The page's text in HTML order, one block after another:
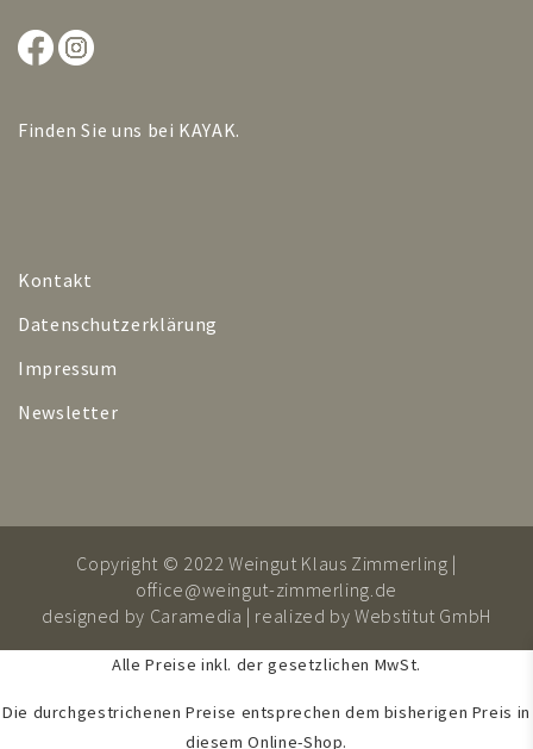
Finden Sie uns bei KAYAK.
Kontakt
Datenschutzerklärung
Impressum
Newsletter
Copyright © 2022 Weingut Klaus Zimmerling |
office@weingut-zimmerling.de
designed by Caramedia | realized byWebstitut GmbH
Alle Preise inkl. der gesetzlichen MwSt.
Die durchgestrichenen Preise entsprechen dem bisherigen Preis in
diesem Online-Shop.